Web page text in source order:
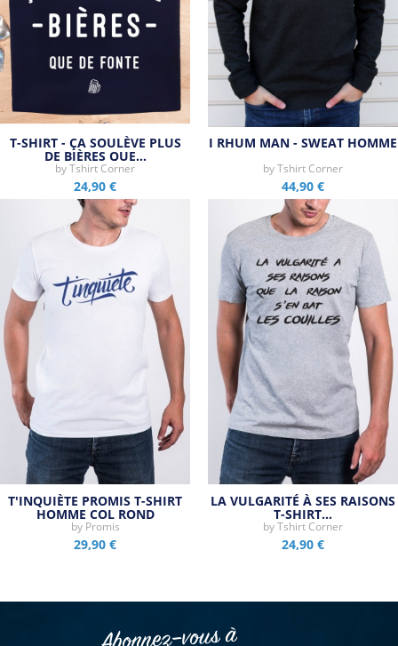
T-SHIRT - ÇA SOULÈVE PLUS
DE BIÈRES QUE…
byTshirt Corner
24,90 €
I RHUM MAN - SWEAT HOMME
byTshirt Corner
44,90 €
T'INQUIÈTE PROMIS T-SHIRT
HOMME COL ROND
by Promis
29,90 €
LA VULGARITÉ À SES RAISONS
T-SHIRT…
byTshirt Corner
24,90 €
Abonnez–vous à